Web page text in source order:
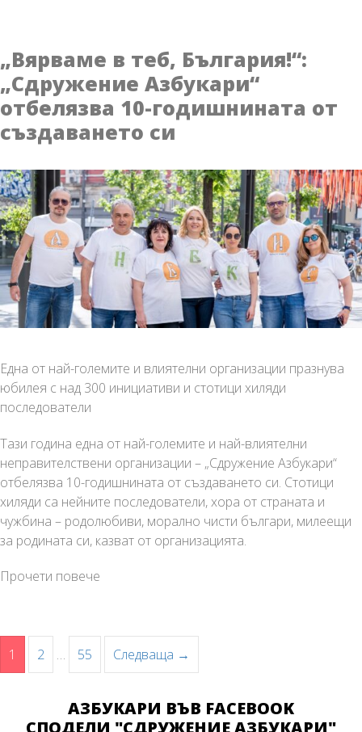
отбелязват
108
години
рождението
Дядо
Добри
„Вярваме в теб, България!“:
„Сдружение Азбукари“
отбелязва 10-годишнината от
създаването си
Една от най-големите и влиятелни организации празнува
юбилея с над 300 инициативи и стотици хиляди
последователи
Тази година една от най-големите и най-влиятелни
неправителствени организации – „Сдружение Азбукари“
отбелязва 10-годишнината от създаването си. Стотици
хиляди са нейните последователи, хора от страната и
чужбина – родолюбиви, морално чисти българи, милеещи
за родината си, казват от организацията.
Прочети повече
България!“:
„Сдружение
Азбукари“
10-
1 2 … 55 Следваща →
АЗБУКАРИ ВЪВ FACEBOOK